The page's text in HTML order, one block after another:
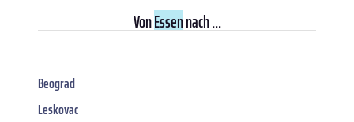
VonEssennach ...
Beograd
Leskovac